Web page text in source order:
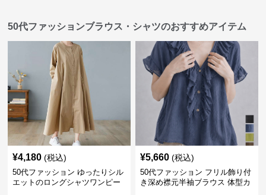
50代ファッションブラウス・シャツのおすすめアイテム
¥4,180 (税込)
50代ファッション ゆったりシル
エットのロングシャツワンピー
¥5,660 (税込)
50代ファッション フリル飾り付
き深め襟元半袖ブラウス 体型カ